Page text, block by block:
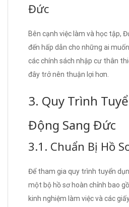
Đức
Bên cạnh việc làm và học tập,
đến hấp dẫn cho những ai
các chính sách nhập cư thân
đây trở nên thuận lợi hơn.
3. Quy Trình
Động Sang Đức
3.1. Chuẩn Bị Hồ
Để tham gia quy trình tuyển
một bộ hồ sơ hoàn chỉnh bao
kinh nghiệm làm việc và các